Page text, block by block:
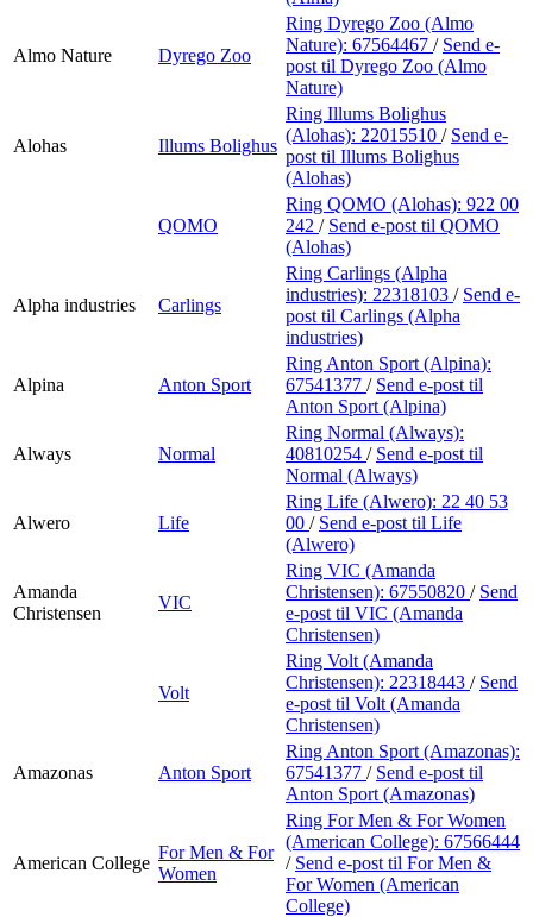
Almo Nature Dyrego Zoo
Ring Dyrego Zoo (Almo
Nature): 67564467 / Send e-
post til Dyrego Zoo (Almo
Nature)
Alohas Illums Bolighus
Ring Illums Bolighus
(Alohas): 22015510 / Send e-
post til Illums Bolighus
(Alohas)
QOMO
Ring QOMO (Alohas): 922 00
242 / Send e-post til QOMO
(Alohas)
Alpha industries Carlings
Ring Carlings (Alpha
industries): 22318103 / Send e-
post til Carlings (Alpha
industries)
Alpina Anton Sport
Ring Anton Sport (Alpina):
67541377 / Send e-post til
Anton Sport (Alpina)
Always Normal
Ring Normal (Always):
40810254 / Send e-post til
Normal (Always)
Alwero Life
Ring Life (Alwero): 22 40 53
00 / Send e-post til Life
(Alwero)
Amanda
Christensen
VIC
Ring VIC (Amanda
Christensen): 67550820 / Send
e-post til VIC (Amanda
Christensen)
Volt
Ring Volt (Amanda
Christensen): 22318443 / Send
e-post til Volt (Amanda
Christensen)
Amazonas Anton Sport
Ring Anton Sport (Amazonas):
67541377 / Send e-post til
Anton Sport (Amazonas)
American College
For Men & For
Women
Ring For Men & For Women
(American College): 67566444
/ Send e-post til For Men &
For Women (American
College)